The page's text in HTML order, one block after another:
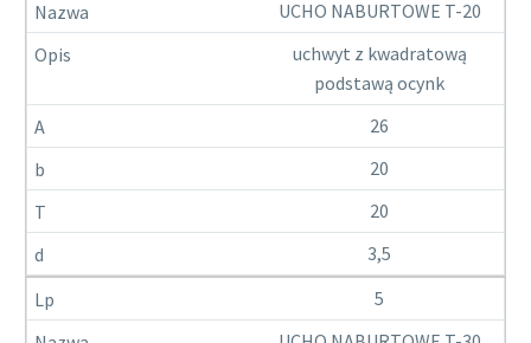
UCHO NABURTOWE T-20
uchwyt z kwadratową
podstawą ocynk
26
20
20
3,5
5